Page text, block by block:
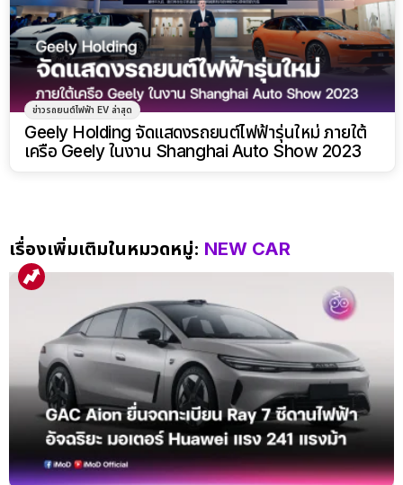
ข่าวรถยนต์ไฟฟ้า EV ล่าสุด
Geely Holding จัดแสดงรถยนต์ไฟฟ้ารุ่นใหม่ ภายใต้
เครือ Geely ในงาน Shanghai Auto Show 2023
เรื่องเพิ่มเติมในหมวดหมู่: NEW CAR